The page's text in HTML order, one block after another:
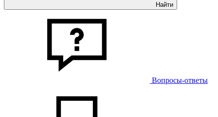
Найти
Вопросы-ответы